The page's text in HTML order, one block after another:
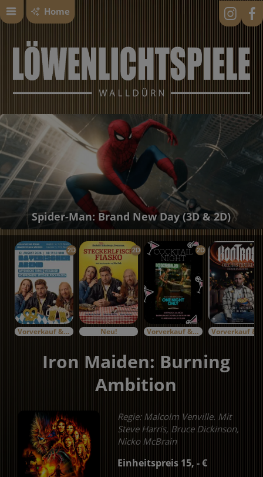
Home
Spider-Man: Brand New Day (3D & 2D)
2D
Vorverkauf & Specials
2D
Neu!
2D
Vorverkauf & Specials
Iron Maiden: Burning
Ambition
Regie: Malcolm Venville. Mit
Steve Harris, Bruce Dickinson,
Nicko McBrain
Einheitspreis 15, - €